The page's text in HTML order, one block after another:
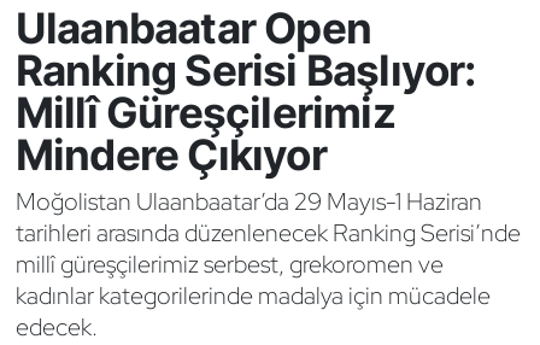
Ulaanbaatar Open
Ranking Serisi Başlıyor:
Millî Güreşçilerimiz
Mindere Çıkıyor
Moğolistan Ulaanbaatar’da 29 Mayıs-1 Haziran
tarihleri arasında düzenlenecek Ranking Serisi’nde
millî güreşçilerimiz serbest, grekoromen ve
kadınlar kategorilerinde madalya için mücadele
edecek.
Binicilik
Bisiklet
Bocce Bowling Dart
Boks
Briç
Buz Hokeyi